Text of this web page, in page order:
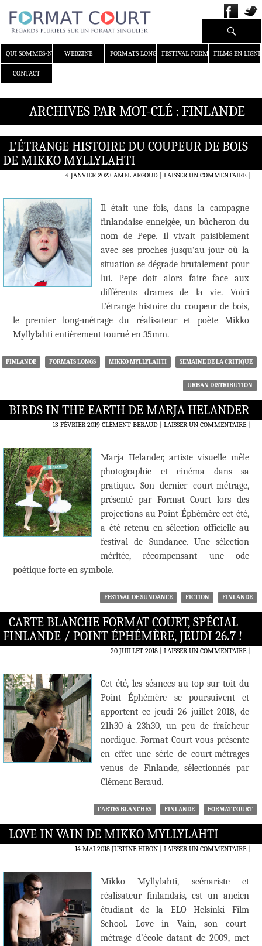
QUI SOMMES-NOUS ?WEBZINE FORMATS LONGS FESTIVAL FORMAT COURT
FILMS EN LIGNE
CONTACT
Recherche
ARCHIVES PAR MOT-CLÉ : FINLANDE
L’ÉTRANGE HISTOIRE DU COUPEUR DE BOIS
DE MIKKO MYLLYLAHTI
4 JANVIER 2023 AMEL ARGOUD LAISSER UN COMMENTAIRE|
Il était une fois, dans la campagne
finlandaise enneigée, un bûcheron du
nom de Pepe. Il vivait paisiblement
avec ses proches jusqu’au jour où la
situation se dégrade brutalement pour
lui. Pepe doit alors faire face aux
différents drames de la vie. Voici
L’étrange histoire du coupeur de bois,
le premier long-métrage du réalisateur et poète Mikko
Myllylahti entièrement tourné en 35mm.
FINLANDE FORMATS LONGS MIKKO MYLLYLAHTI SEMAINE DE LA CRITIQUE
URBAN DISTRIBUTION
BIRDS IN THE EARTH DE MARJA HELANDER
13 FÉVRIER 2019 CLÉMENT BERAUD LAISSER UN COMMENTAIRE|
Marja Helander, artiste visuelle mêle
photographie et cinéma dans sa
pratique. Son dernier court-métrage,
présenté par Format Court lors des
projections au Point Éphémère cet été,
a été retenu en sélection officielle au
festival de Sundance. Une sélection
méritée, récompensant une ode
poétique forte en symbole.
FESTIVAL DE SUNDANCE FICTION FINLANDE
CARTE BLANCHE FORMAT COURT, SPÉCIAL
FINLANDE / POINT ÉPHÉMÈRE, JEUDI 26.7 !
20 JUILLET 2018 LAISSER UN COMMENTAIRE|
Cet été, les séances au top sur toit du
Point Éphémère se poursuivent et
apportent ce jeudi 26 juillet 2018, de
21h30 à 23h30, un peu de fraîcheur
nordique. Format Court vous présente
en effet une série de court-métrages
venus de Finlande, sélectionnés par
Clément Beraud.
CARTES BLANCHES FINLANDE FORMAT COURT
LOVE IN VAIN DE MIKKO MYLLYLAHTI
14 MAI 2018 JUSTINE HIBON LAISSER UN COMMENTAIRE|
Mikko Myllylahti, scénariste et
réalisateur finlandais, est un ancien
étudiant de la ELO Helsinki Film
School. Love in Vain, son court-
métrage d’école datant de 2009, met